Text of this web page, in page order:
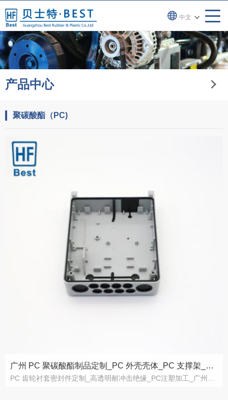
中文
产品中心
聚碳酸酯（PC)
广州 PC 聚碳酸酯制品定制_PC 外壳壳体_PC 支撑架_CNC 精密加工厂家